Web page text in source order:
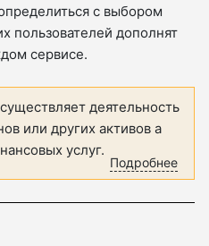
с выбором
пользователей дополнят
сервисе.
деятельность
или других активов а
услуг.
Подробнее